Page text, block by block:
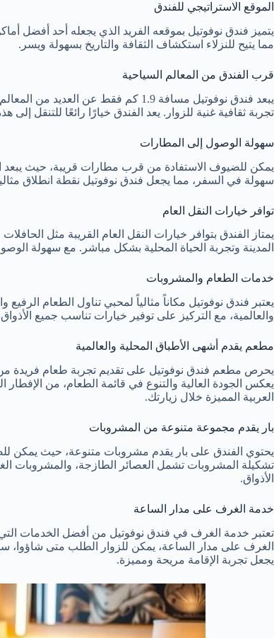
الموقع الاستراتيجي للفندق
يتميز فندق نوفوتيل بموقعه الفريد الذي يجعله أحد أفضل
مما يتيح للنزلاء استكشاف الثقافة والتاريخ بسهولة ويسر.
قرب الفندق من المعالم السياحية
يبعد فندق نوفوتيل مسافة 1.9 كم فقط
تجربة ثقافية غنية للزوار. يعد الفندق خيارًا رائعًا للتنقل إلى
سهولة الوصول إلى المطارات
سهولة في السفر، مما يجعل فندق نوفوتيل نقطة انطلاق
توافر خيارات النقل العام
يمتاز الفندق بتوافر خيارات النقل العام القريبة مثل
المدينة وتجربة الحياة المحلية بشكل مباشر. مع سهولة
خدمات الطعام والمشروبات
يعتبر فندق نوفوتيل مكاناً مثالياً لمحبي تناول الطعام
والعالمية، مع التركيز على توفير خيارات تناسب جميع
مطعم يقدم أشهى الأطباق المحلية والعالمية
يحرص مطعم فندق نوفوتيل على تقديم تجربة طعام فريدة من
يعكس الجودة العالية والتنوع في قائمة الطعام، من الإفطار
العربية المميزة خلال زيارتك.
بار يقدم مجموعة متنوعة من المشروبات
يحتوي الفندق على بار يقدم مشروبات متنوعة، حيث يمكن
تشكيلة المشروبات تشمل العصائر الطازجة، والمشروبات
الأذواق.
خدمة الغرف على مدار الساعة
تعتبر خدمة الغرف في فندق نوفوتيل من أفضل الخدمات
الغرف على مدار الساعة، يمكن للزوار الطلب متى شاؤوا،
يجعل تجربة الإقامة مريحة ومميزة.